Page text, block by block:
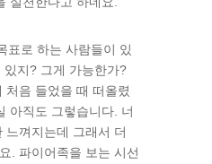
표로 하는 사람들이 있
있지? 그게 가능한가?
처음 들었을 때 떠올렸
아직도 그렇습니다. 너
느껴지는데 그래서 더
. 파이어족을 보는 시선